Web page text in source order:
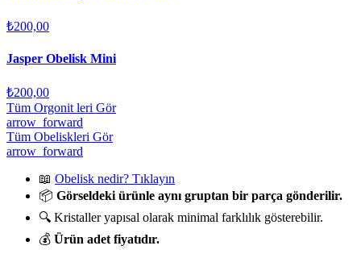
₺200,00
Jasper Obelisk Mini
₺200,00
Tüm Orgonit leri Gör
arrow_forward
Tüm Obeliskleri Gör
arrow_forward
📖 Obelisk nedir? Tıklayın
📦 Görseldeki ürünle aynı gruptan bir parça gönderilir.
🔍 Kristaller yapısal olarak minimal farklılık gösterebilir.
💰 Ürün adet fiyatıdır.